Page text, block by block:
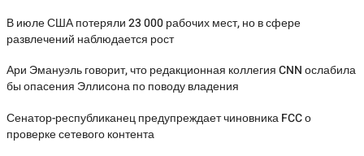
В июле США потеряли 23 000 рабочих мест, но в сфере
развлечений наблюдается рост
Ари Эмануэль говорит, что редакционная коллегия CNN ослабила
бы опасения Эллисона по поводу владения
Сенатор-республиканец предупреждает чиновника FCC о
проверке сетевого контента